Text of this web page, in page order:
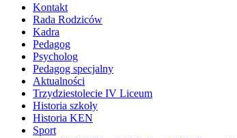
Kontakt
Rada Rodziców
Kadra
Pedagog
Psycholog
Pedagog specjalny
Aktualności
Trzydziestolecie IV Liceum
Historia szkoły
Historia KEN
Sport